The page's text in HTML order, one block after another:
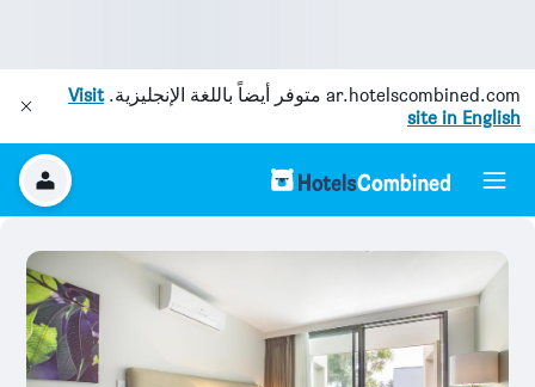
ar.hotelscombined.com متوفر أيضاً باللغة الإنجليزية.Visit
site in English